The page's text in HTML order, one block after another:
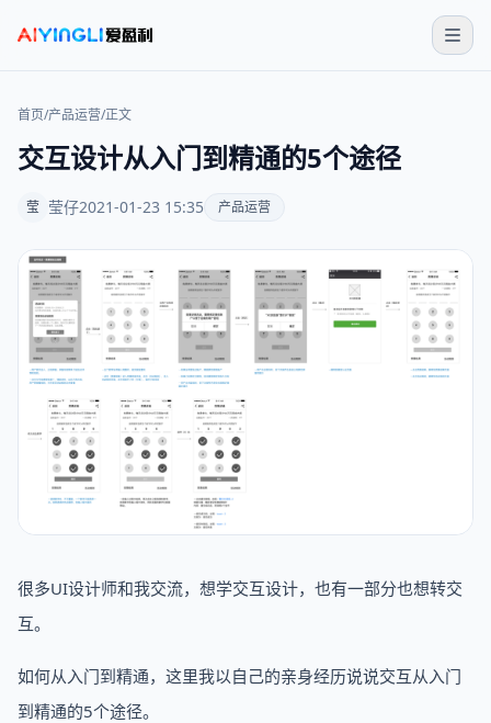
首页/产品运营/正文
交互设计从入门到精通的5个途径
莹 莹仔2021-01-23 15:35 产品运营
很多UI设计师和我交流，想学交互设计，也有一部分也想转交
互。
如何从入门到精通，这里我以自己的亲身经历说说交互从入门
到精通的5个途径。